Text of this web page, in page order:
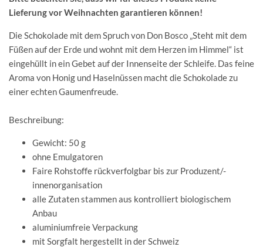
Lieferung vor Weihnachten garantieren können!
Die Schokolade mit dem Spruch von Don Bosco „Steht mit dem
Füßen auf der Erde und wohnt mit dem Herzen im Himmel“ ist
eingehüllt in ein Gebet auf der Innenseite der Schleife. Das feine
Aroma von Honig und Haselnüssen macht die Schokolade zu
einer echten Gaumenfreude.
Beschreibung:
Gewicht: 50 g
ohne Emulgatoren
Faire Rohstoffe rückverfolgbar bis zur Produzent/-
innenorganisation
alle Zutaten stammen aus kontrolliert biologischem
Anbau
aluminiumfreie Verpackung
mit Sorgfalt hergestellt in der Schweiz